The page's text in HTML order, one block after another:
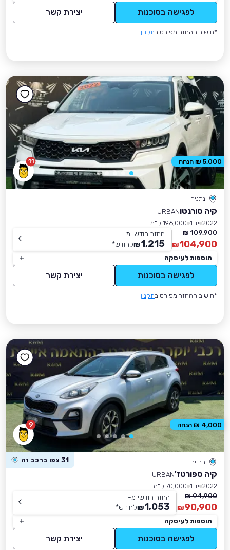
לפגישה בסוכנות יצירת קשר
*חישוב ההחזר מפורט בתקנון
11
נתניה
קיה סורנטוURBAN
2022 יד 1
196,000 ק״מ
109,900 ₪
104,900
₪
החזר חודשי מ-
1,215
₪לחודש*
תוספות לעיסקה
לפגישה בסוכנות יצירת קשר
*חישוב ההחזר מפורט בתקנון
5,000 ₪ הנחה
9
בת ים 31 צפו ברכב זה
קיה ספורטז'URBAN
2022 יד 1
70,000 ק״מ
94,900 ₪
90,900
₪
החזר חודשי מ-
1,053
₪לחודש*
תוספות לעיסקה
לפגישה בסוכנות יצירת קשר
4,000 ₪ הנחה